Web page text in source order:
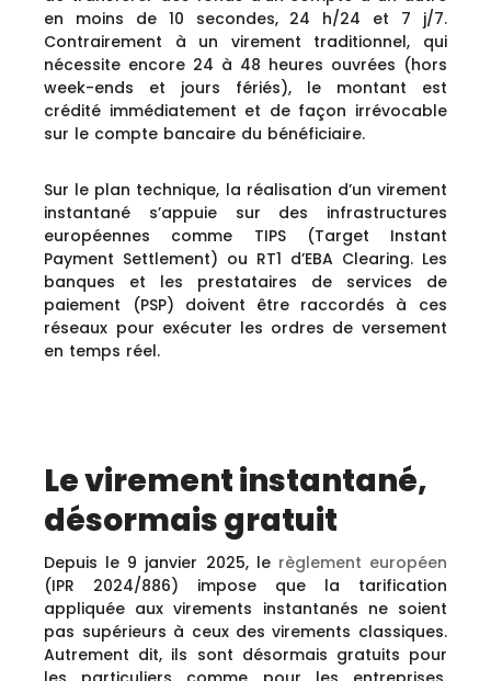
en moins de 10 secondes, 24 h/24 et 7 j/7.
Contrairement à un virement traditionnel, qui
nécessite encore 24 à 48 heures ouvrées (hors
week-ends et jours fériés), le montant est
crédité immédiatement et de façon irrévocable
sur le compte bancaire du bénéficiaire.
Sur le plan technique, la réalisation d’un virement
instantané s’appuie sur des infrastructures
européennes comme TIPS (Target Instant
Payment Settlement) ou RT1 d’EBA Clearing. Les
banques et les prestataires de services de
paiement (PSP) doivent être raccordés à ces
réseaux pour exécuter les ordres de versement
en temps réel.
Le virement instantané,
désormais gratuit
Depuis le 9 janvier 2025, le règlement européen
(IPR 2024/886) impose que la tarification
appliquée aux virements instantanés ne soient
pas supérieurs à ceux des virements classiques.
Autrement dit, ils sont désormais gratuits pour